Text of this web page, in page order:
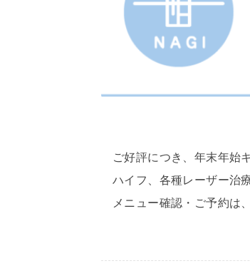
ご好評につき、年末年始
ハイフ、各種レーザー治
メニュー確認・ご予約は、